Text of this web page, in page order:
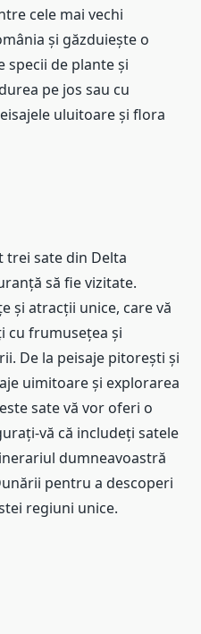
cele mai vechi
și găzduiește o
specii de plante și
pe jos sau cu
uluitoare și flora
trei sate din Delta
să fie vizitate.
și atracții unice, care vă
cu frumusețea și
De la peisaje pitorești și
uimitoare și explorarea
sate vă vor oferi o
vă că includeți satele
dumneavoastră
pentru a descoperi
regiuni unice.